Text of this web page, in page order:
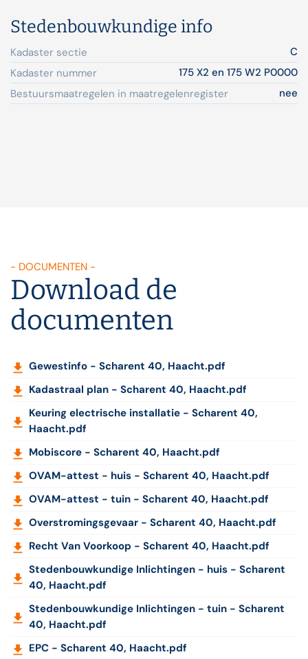
Stedenbouwkundige info
Kadaster sectie
C
Kadaster nummer
175 X2 en 175 W2 P0000
Bestuursmaatregelen in maatregelenregister
nee
- DOCUMENTEN -
Download de
documenten
Gewestinfo - Scharent 40, Haacht.pdf
Kadastraal plan - Scharent 40, Haacht.pdf
Keuring electrische installatie - Scharent 40,
Haacht.pdf
Mobiscore - Scharent 40, Haacht.pdf
OVAM-attest - huis - Scharent 40, Haacht.pdf
OVAM-attest - tuin - Scharent 40, Haacht.pdf
Overstromingsgevaar - Scharent 40, Haacht.pdf
Recht Van Voorkoop - Scharent 40, Haacht.pdf
Stedenbouwkundige Inlichtingen - huis - Scharent
40, Haacht.pdf
Stedenbouwkundige Inlichtingen - tuin - Scharent
40, Haacht.pdf
EPC - Scharent 40, Haacht.pdf